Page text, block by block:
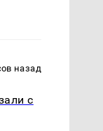
назад
с